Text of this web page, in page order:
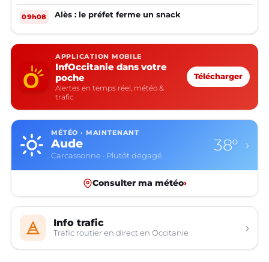
09h08 Alès : le préfet ferme un snack
APPLICATION MOBILE
InfOccitanie dans votre
poche
Alertes en temps réel, météo &
trafic
Télécharger
MÉTÉO · MAINTENANT
Aude
Carcassonne · Plutôt dégagé
38° ›
Consulter ma météo›
Info trafic
Trafic routier en direct en Occitanie ›